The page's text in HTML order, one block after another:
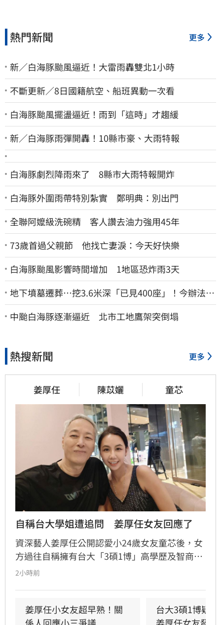
熱門新聞 更多
新／白海豚颱風逼近！大雷雨轟雙北1小時
不斷更新／8日國籍航空、船班異動一次看
白海豚颱風擺盪逼近！雨到「這時」才趨緩
新／白海豚雨彈開轟！10縣市豪、大雨特報
白海豚劇烈降雨來了 8縣市大雨特報開炸
白海豚外圍雨帶特別紮實 鄭明典：別出門
全聯阿嬤級洗碗精 客人讚去油力強用45年
73歲首過父親節 他找亡妻淚：今天好快樂
白海豚颱風影響時間增加 1地區恐炸雨3天
地下墳墓遷葬…挖3.6米深「已見400座」！今辦法會
安撫祖先
中颱白海豚逐漸逼近 北市工地鷹架突倒塌
熱搜新聞 更多
姜厚任 陳苡孋 童芯
自稱台大學姐遭追問　姜厚任女友回應了
資深藝人姜厚任公開認愛小24歲女友童芯後，女
方過往自稱擁有台大「3碩1博」高學歷及智商
146等背景引發外界高度質疑。童芯日前於社群
件，導致話題持續發酵，網友針對其學歷真實性
2小時前
姜厚任小女友超早熟！關
台大3碩1博疑